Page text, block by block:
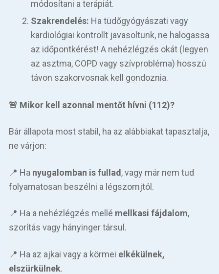
módosítani a terápiát.
Szakrendelés: Ha tüdőgyógyászati vagy
kardiológiai kontrollt javasoltunk, ne halogassa
az időpontkérést! A nehézlégzés okát (legyen
az asztma, COPD vagy szívprobléma) hosszú
távon szakorvosnak kell gondoznia.
🚨 Mikor kell azonnal mentőt hívni (112)?
Bár állapota most stabil, ha az alábbiakat tapasztalja,
ne várjon:
📍 Ha nyugalomban is fullad , vagy már nem tud
folyamatosan beszélni a légszomjtól.
📍 Ha a nehézlégzés mellé mellkasi fájdalom,
szorítás vagy hányinger társul.
📍 Ha az ajkai vagy a körmei elkékülnek,
elszürkülnek.